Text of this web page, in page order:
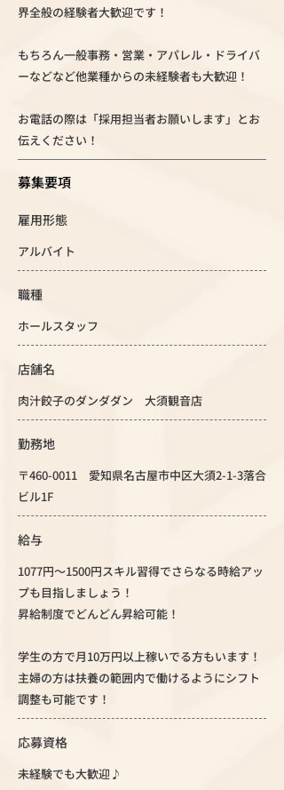
界全般の経験者大歓迎です！
もちろん一般事務・営業・アパレル・ドライバ
ーなどなど他業種からの未経験者も大歓迎！
お電話の際は「採用担当者お願いします」とお
伝えください！
募集要項
雇用形態
アルバイト
職種
ホールスタッフ
店舗名
肉汁餃子のダンダダン 大須観音店
勤務地
〒460-0011 愛知県名古屋市中区大須2-1-3落合
ビル1F
給与
1077円～1500円スキル習得でさらなる時給アッ
プも目指しましょう！
昇給制度でどんどん昇給可能！
学生の方で月10万円以上稼いでる方もいます！
主婦の方は扶養の範囲内で働けるようにシフト
調整も可能です！
応募資格
未経験でも大歓迎♪